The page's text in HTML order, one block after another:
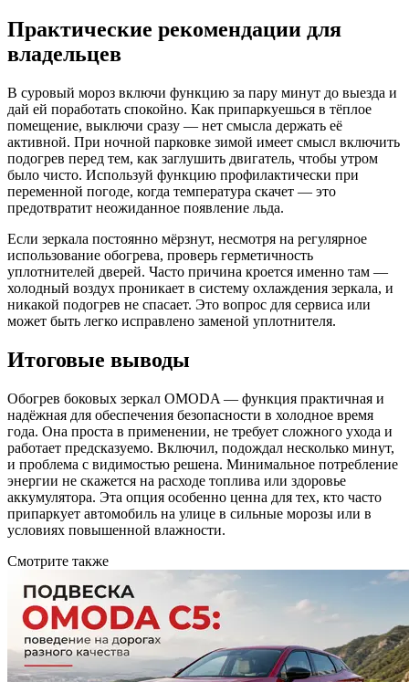
Практические рекомендации для
владельцев
В суровый мороз включи функцию за пару минут до выезда и
дай ей поработать спокойно. Как припаркуешься в тёплое
помещение, выключи сразу — нет смысла держать её
активной. При ночной парковке зимой имеет смысл включить
подогрев перед тем, как заглушить двигатель, чтобы утром
было чисто. Используй функцию профилактически при
переменной погоде, когда температура скачет — это
предотвратит неожиданное появление льда.
Если зеркала постоянно мёрзнут, несмотря на регулярное
использование обогрева, проверь герметичность
уплотнителей дверей. Часто причина кроется именно там —
холодный воздух проникает в систему охлаждения зеркала, и
никакой подогрев не спасает. Это вопрос для сервиса или
может быть легко исправлено заменой уплотнителя.
Итоговые выводы
Обогрев боковых зеркал OMODA — функция практичная и
надёжная для обеспечения безопасности в холодное время
года. Она проста в применении, не требует сложного ухода и
работает предсказуемо. Включил, подождал несколько минут,
и проблема с видимостью решена. Минимальное потребление
энергии не скажется на расходе топлива или здоровье
аккумулятора. Эта опция особенно ценна для тех, кто часто
припаркует автомобиль на улице в сильные морозы или в
условиях повышенной влажности.
Смотрите также